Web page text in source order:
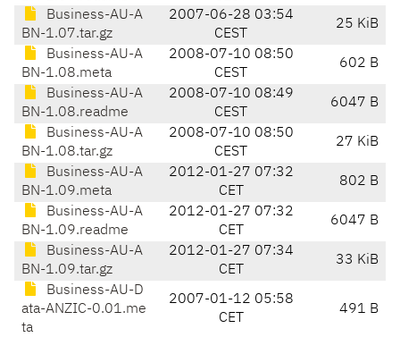
Business-AU-A
BN-1.07.tar.gz
2007-06-28 03:54
CEST
25 KiB
Business-AU-A
BN-1.08.meta
2008-07-10 08:50
CEST
602 B
Business-AU-A
BN-1.08.readme
2008-07-10 08:49
CEST
6047 B
Business-AU-A
BN-1.08.tar.gz
2008-07-10 08:50
CEST
27 KiB
Business-AU-A
BN-1.09.meta
2012-01-27 07:32
CET
802 B
Business-AU-A
BN-1.09.readme
2012-01-27 07:32
CET
6047 B
Business-AU-A
BN-1.09.tar.gz
2012-01-27 07:34
CET
33 KiB
Business-AU-D
ata-ANZIC-0.01.me
ta
2007-01-12 05:58
CET
491 B